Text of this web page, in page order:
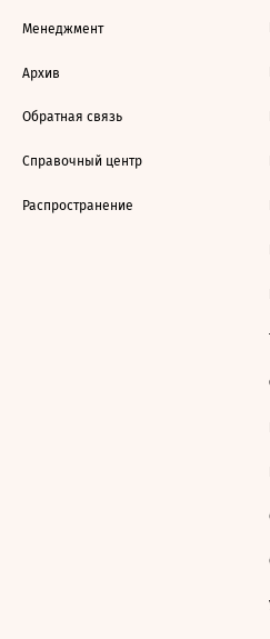
Менеджмент
Архив
Обратная связь
Справочный центр
Распространение